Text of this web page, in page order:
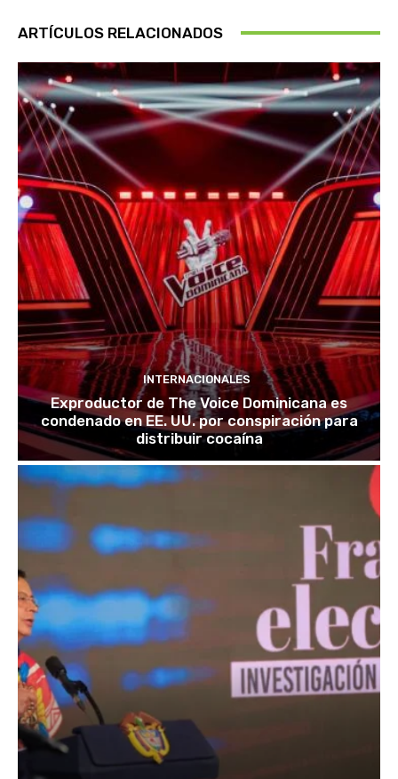
ARTÍCULOS RELACIONADOS
INTERNACIONALES
Exproductor de The Voice Dominicana es
condenado en EE. UU. por conspiración para
distribuir cocaína